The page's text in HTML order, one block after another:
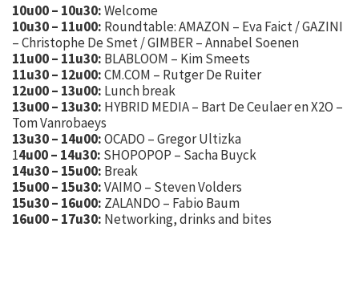
10u00 – 10u30:Welcome
10u30 – 11u00: Roundtable: AMAZON – Eva Faict / GAZINI
– Christophe De Smet / GIMBER – Annabel Soenen
11u00 – 11u30: BLABLOOM – Kim Smeets
11u30 – 12u00:CM.COM – Rutger De Ruiter
12u00 – 13u00: Lunch break
13u00 – 13u30: HYBRID MEDIA – Bart De Ceulaer en X2O –
Tom Vanrobaeys
13u30 – 14u00:OCADO – Gregor Ultizka
14u00 – 14u30: SHOPOPOP – Sacha Buyck
14u30 – 15u00: Break
15u00 – 15u30:VAIMO – Steven Volders
15u30 – 16u00: ZALANDO – Fabio Baum
16u00 – 17u30: Networking, drinks and bites